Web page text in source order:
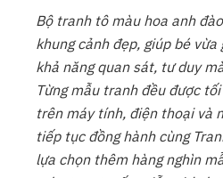
Bộ tranh tô màu hoa anh
khung cảnh đẹp, giúp bé
khả năng quan sát, tư duy
Từng mẫu tranh đều được
trên máy tính, điện thoại và
tiếp tục đồng hành cùng
lựa chọn thêm hàng nghìn